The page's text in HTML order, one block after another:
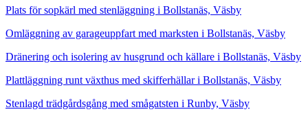
Plats för sopkärl med stenläggning i Bollstanäs, Väsby
Omläggning av garageuppfart med marksten i Bollstanäs, Väsby
Dränering och isolering av husgrund och källare i Bollstanäs, Väsby
Plattläggning runt växthus med skifferhällar i Bollstanäs, Väsby
Stenlagd trädgårdsgång med smågatsten i Runby, Väsby